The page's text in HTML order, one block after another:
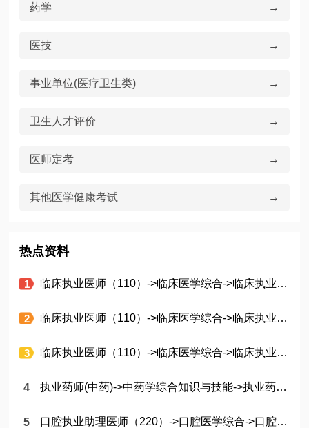
→
药学
→
医技
→
事业单位(医疗卫生类)
→
卫生人才评价
→
医师定考
→
其他医学健康考试
热点资料
临床执业医师（110）->临床医学综合->临床执业医师《儿科疾病》高频考点必背50条（2）
临床执业医师（110）->临床医学综合->临床执业医师《儿科疾病》高频考点必背21条（4）
临床执业医师（110）->临床医学综合->临床执业医师《其他》考点精编50条（2）
执业药师(中药)->中药学综合知识与技能->执业药师（中药）《中药的合理应用和健康促进》高分通关考点71条
口腔执业助理医师（220）->口腔医学综合->口腔执业助理医师《口腔修复学》命题人必考点50条